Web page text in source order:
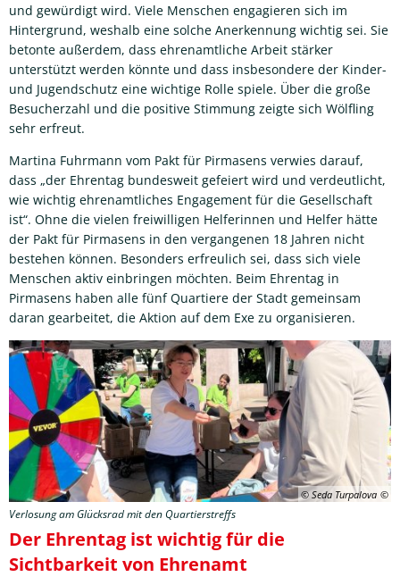
und gewürdigt wird. Viele Menschen engagieren sich im
Hintergrund, weshalb eine solche Anerkennung wichtig sei. Sie
betonte außerdem, dass ehrenamtliche Arbeit stärker
unterstützt werden könnte und dass insbesondere der Kinder-
und Jugendschutz eine wichtige Rolle spiele. Über die große
Besucherzahl und die positive Stimmung zeigte sich Wölfling
sehr erfreut.
Martina Fuhrmann vom Pakt für Pirmasens verwies darauf,
dass „der Ehrentag bundesweit gefeiert wird und verdeutlicht,
wie wichtig ehrenamtliches Engagement für die Gesellschaft
ist“. Ohne die vielen freiwilligen Helferinnen und Helfer hätte
der Pakt für Pirmasens in den vergangenen 18 Jahren nicht
bestehen können. Besonders erfreulich sei, dass sich viele
Menschen aktiv einbringen möchten. Beim Ehrentag in
Pirmasens haben alle fünf Quartiere der Stadt gemeinsam
daran gearbeitet, die Aktion auf dem Exe zu organisieren.
© Seda Turpalova
Verlosung am Glücksrad mit den Quartierstreffs
Der Ehrentag ist wichtig für die
Sichtbarkeit von Ehrenamt